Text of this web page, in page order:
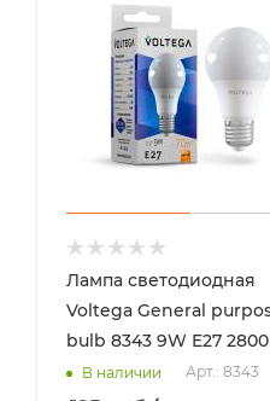
Лампа светодиодная
Voltega General
bulb 8343 9W E27
В наличии Арт.: 8343